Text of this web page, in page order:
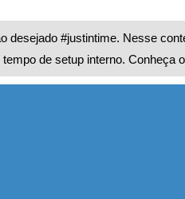
#justintime. Nesse
de setup interno. Conheça